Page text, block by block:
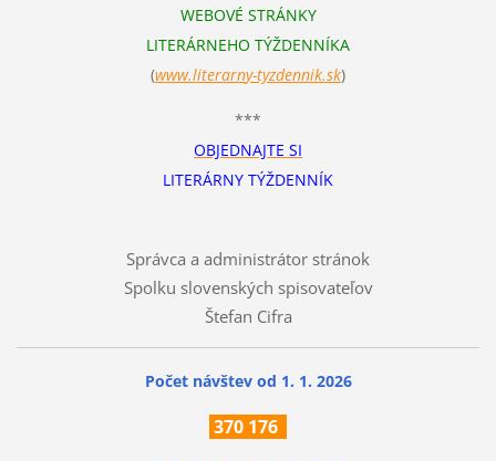
WEBOVÉ STRÁNKY
LITERÁRNEHO TÝŽDENNÍKA
(www.literarny-tyzdennik.sk)
***
OBJEDNAJTE SI
LITERÁRNY TÝŽDENNÍK
Správca a administrátor stránok
Spolku slovenských spisovateľov
Štefan Cifra
Počet návštev od 1. 1. 2026
370 176